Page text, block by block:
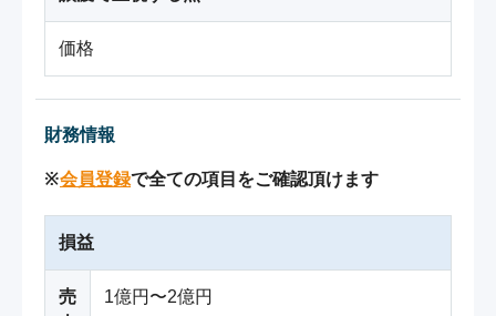
価格
財務情報
※会員登録で全ての項目をご確認頂けます
損益
売
1億円〜2億円